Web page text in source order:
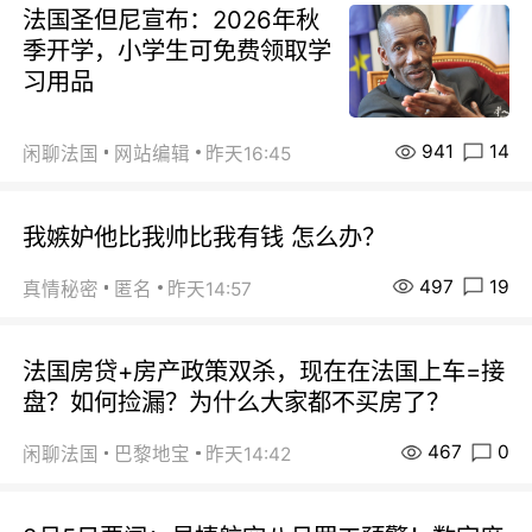
法国圣但尼宣布：2026年秋
季开学，小学生可免费领取学
习用品
闲聊法国 网站编辑 昨天16:45 941 14
我嫉妒他比我帅比我有钱 怎么办？
真情秘密 匿名 昨天14:57 497 19
法国房贷+房产政策双杀，现在在法国上车=接
盘？如何捡漏？为什么大家都不买房了？
闲聊法国 巴黎地宝 昨天14:42 467 0